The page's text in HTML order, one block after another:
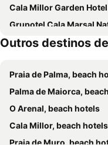
Cala Millor Garden Hotel - Adults
Grupotel Cala Marsal Nature
Protur Palmeras Playa
Hotel Rosella afiliado by
Intelier Rosella
Iberostar Waves Cala
Hotel Santa Maria Playa
Outros destinos
Praia de Palma, beach
Palma de Maiorca, beach
O Arenal, beach hotels
Cala Millor, beach hotels
Praia de Muro, beach